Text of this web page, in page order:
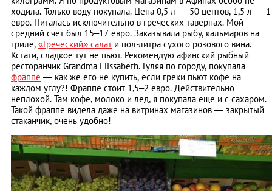
ходила. Только воду покупала. Цена 0,5 л — 50 центов, 1,5 л — 1
евро. Питалась исключительно в греческих тавернах. Мой
средний счет был 15–17 евро. Заказывала рыбу, кальмаров на
гриле, «Греческий» салат и пол-литра сухого розового вина.
Кстати, сладкое тут не пьют. Рекомендую афинский рыбный
ресторанчик Grandma Elissabeth. Гуляя по городу, покупала
фраппе ― как же его не купить, если греки пьют кофе на
каждом углу?! Фраппе стоит 1,5–2 евро. Действительно
неплохой. Там кофе, молоко и лед, я покупала еще и с сахаром.
Такой фраппе видела даже на витринах магазинов — закрытый
стаканчик, очень удобно!